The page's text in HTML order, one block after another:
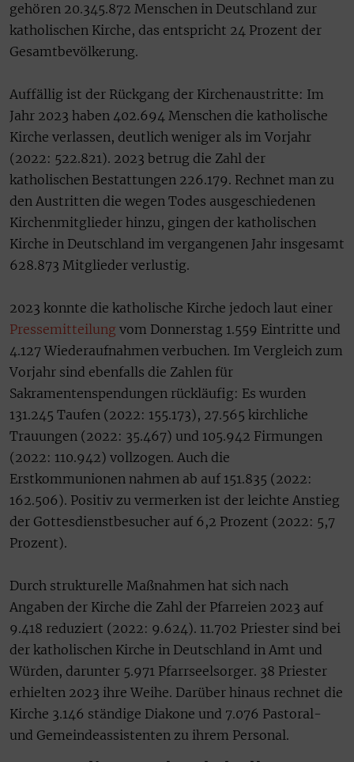
gehören 20.345.872 Menschen in Deutschland zur
katholischen Kirche, das entspricht 24 Prozent der
Gesamtbevölkerung.
Auffällig ist der Rückgang der Kirchenaustritte: Im
Jahr 2023 haben 402.694 Menschen die katholische
Kirche verlassen, deutlich weniger als im Vorjahr
(2022: 522.821). 2023 betrug die Zahl der
katholischen Bestattungen 226.179. Rechnet man zu
den Austritten die wegen Todes ausgeschiedenen
Kirchenmitglieder hinzu, gingen der katholischen
Kirche in Deutschland im vergangenen Jahr insgesamt
628.873 Mitglieder verlustig.
2023 konnte die katholische Kirche jedoch laut einer
Pressemitteilung vom Donnerstag 1.559 Eintritte und
4.127 Wiederaufnahmen verbuchen. Im Vergleich zum
Vorjahr sind ebenfalls die Zahlen für
Sakramentenspendungen rückläufig: Es wurden
131.245 Taufen (2022: 155.173), 27.565 kirchliche
Trauungen (2022: 35.467) und 105.942 Firmungen
(2022: 110.942) vollzogen. Auch die
Erstkommunionen nahmen ab auf 151.835 (2022:
162.506). Positiv zu vermerken ist der leichte Anstieg
der Gottesdienstbesucher auf 6,2 Prozent (2022: 5,7
Prozent).
Durch strukturelle Maßnahmen hat sich nach
Angaben der Kirche die Zahl der Pfarreien 2023 auf
9.418 reduziert (2022: 9.624). 11.702 Priester sind bei
der katholischen Kirche in Deutschland in Amt und
Würden, darunter 5.971 Pfarrseelsorger. 38 Priester
erhielten 2023 ihre Weihe. Darüber hinaus rechnet die
Kirche 3.146 ständige Diakone und 7.076 Pastoral-
und Gemeindeassistenten zu ihrem Personal.